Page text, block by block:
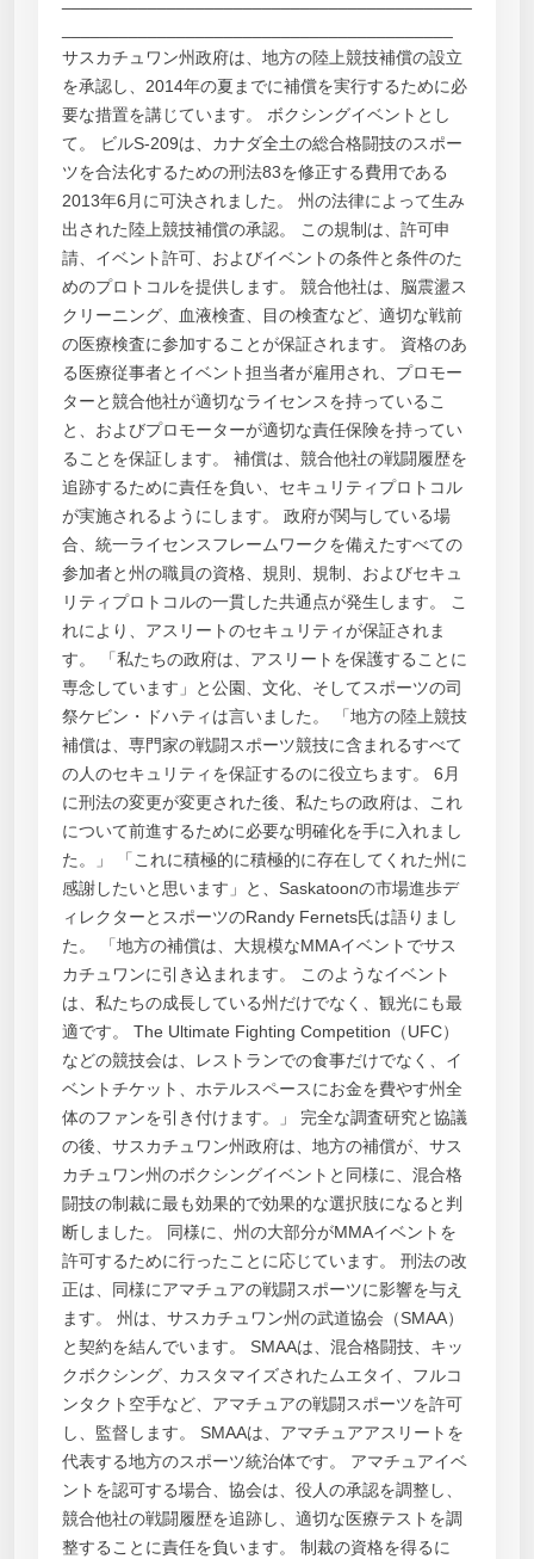
サスカチュワン州政府は、地方の陸上競技補償の設立
を承認し、2014年の夏までに補償を実行するために必
要な措置を講じています。 ボクシングイベントとし
て。 ビルS-209は、カナダ全土の総合格闘技のスポー
ツを合法化するための刑法83を修正する費用である
2013年6月に可決されました。 州の法律によって生み
出された陸上競技補償の承認。 この規制は、許可申
請、イベント許可、およびイベントの条件と条件のた
めのプロトコルを提供します。 競合他社は、脳震盪ス
クリーニング、血液検査、目の検査など、適切な戦前
の医療検査に参加することが保証されます。 資格のあ
る医療従事者とイベント担当者が雇用され、プロモー
ターと競合他社が適切なライセンスを持っているこ
と、およびプロモーターが適切な責任保険を持ってい
ることを保証します。 補償は、競合他社の戦闘履歴を
追跡するために責任を負い、セキュリティプロトコル
が実施されるようにします。 政府が関与している場
合、統一ライセンスフレームワークを備えたすべての
参加者と州の職員の資格、規則、規制、およびセキュ
リティプロトコルの一貫した共通点が発生します。 こ
れにより、アスリートのセキュリティが保証されま
す。 「私たちの政府は、アスリートを保護することに
専念しています」と公園、文化、そしてスポーツの司
祭ケビン・ドハティは言いました。 「地方の陸上競技
補償は、専門家の戦闘スポーツ競技に含まれるすべて
の人のセキュリティを保証するのに役立ちます。 6月
に刑法の変更が変更された後、私たちの政府は、これ
について前進するために必要な明確化を手に入れまし
た。」 「これに積極的に積極的に存在してくれた州に
感謝したいと思います」と、Saskatoonの市場進歩デ
ィレクターとスポーツのRandy Fernets氏は語りまし
た。 「地方の補償は、大規模なMMAイベントでサス
カチュワンに引き込まれます。 このようなイベント
は、私たちの成長している州だけでなく、観光にも最
適です。 The Ultimate Fighting Competition（UFC）
などの競技会は、レストランでの食事だけでなく、イ
ベントチケット、ホテルスペースにお金を費やす州全
体のファンを引き付けます。」 完全な調査研究と協議
の後、サスカチュワン州政府は、地方の補償が、サス
カチュワン州のボクシングイベントと同様に、混合格
闘技の制裁に最も効果的で効果的な選択肢になると判
断しました。 同様に、州の大部分がMMAイベントを
許可するために行ったことに応じています。 刑法の改
正は、同様にアマチュアの戦闘スポーツに影響を与え
ます。 州は、サスカチュワン州の武道協会（SMAA）
と契約を結んでいます。 SMAAは、混合格闘技、キッ
クボクシング、カスタマイズされたムエタイ、フルコ
ンタクト空手など、アマチュアの戦闘スポーツを許可
し、監督します。 SMAAは、アマチュアアスリートを
代表する地方のスポーツ統治体です。 アマチュアイベ
ントを認可する場合、協会は、役人の承認を調整し、
競合他社の戦闘履歴を追跡し、適切な医療テストを調
整することに責任を負います。 制裁の資格を得るに